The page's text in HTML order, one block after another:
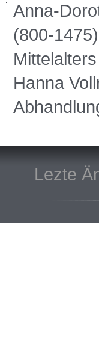
Anna-
(800-
Hanna
Lezte